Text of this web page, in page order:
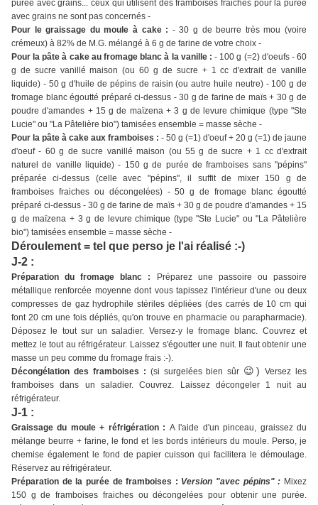
purée avec grains... ceux qui utilisent des framboises fraiches pour la purée
avec grains ne sont pas concernés -
Pour le graissage du moule à cake : - 30 g de beurre très mou (voire
crémeux) à 82% de M.G. mélangé à 6 g de farine de votre choix -
Pour la pâte à cake au fromage blanc à la vanille : - 100 g (=2) d'oeufs - 60
g de sucre vanillé maison (ou 60 g de sucre + 1 cc d'extrait de vanille
liquide) - 50 g d'huile de pépins de raisin (ou autre huile neutre) - 100 g de
fromage blanc égoutté préparé ci-dessus - 30 g de farine de maïs + 30 g de
poudre d'amandes + 15 g de maïzena + 3 g de levure chimique (type "Ste
Lucie" ou "La Pâtelière bio") tamisées ensemble = masse sèche -
Pour la pâte à cake aux framboises : - 50 g (=1) d'oeuf + 20 g (=1) de jaune
d'oeuf - 60 g de sucre vanillé maison (ou 55 g de sucre + 1 cc d'extrait
naturel de vanille liquide) - 150 g de purée de framboises sans "pépins"
préparée ci-dessus (celle avec "pépins", il suffit de mixer 150 g de
framboises fraiches ou décongelées) - 50 g de fromage blanc égoutté
préparé ci-dessus - 30 g de farine de maïs + 30 g de poudre d'amandes + 15
g de maïzena + 3 g de levure chimique (type "Ste Lucie" ou "La Pâtelière
bio") tamisées ensemble = masse sèche -
Déroulement = tel que perso je l'ai réalisé :-)
J-2 :
Préparation du fromage blanc :
Préparez une passoire ou passoire
métallique renforcée moyenne dont vous tapissez l'intérieur d'une ou deux
compresses de gaz hydrophile stériles dépliées (des carrés de 10 cm qui
font 20 cm une fois dépliés, qu'on trouve en pharmacie ou parapharmacie).
Déposez le tout sur un saladier. Versez-y le fromage blanc. Couvrez et
mettez le tout au réfrigérateur. Laissez s'égoutter une nuit. Il faut obtenir une
masse un peu comme du fromage frais :-).
Décongélation des framboises : (si surgelées bien sûr 😉)Versez les
framboises dans un saladier. Couvrez. Laissez décongeler 1 nuit au
réfrigérateur.
J-1 :
Graissage du moule + réfrigération : A l'aide d'un pinceau, graissez du
mélange beurre + farine, le fond et les bords intérieurs du moule. Perso, je
chemise également le fond de papier cuisson qui facilitera le démoulage.
Réservez au réfrigérateur.
Préparation de la purée de framboises : Version "avec pépins" : Mixez
150 g de framboises fraiches ou décongelées pour obtenir une purée.